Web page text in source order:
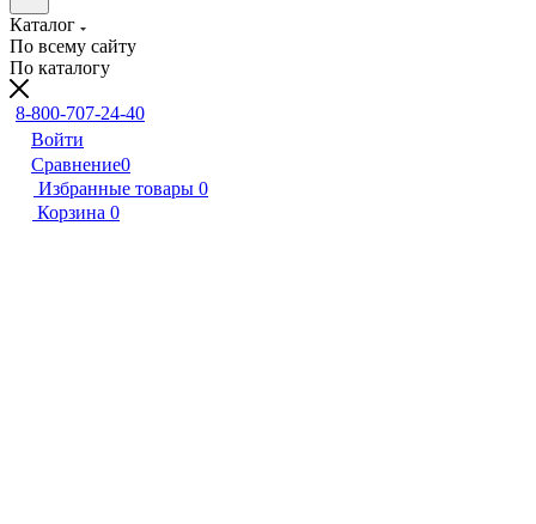
Каталог
По всему сайту
По каталогу
8-800-707-24-40
Войти
Сравнение0
Избранные товары 0
Корзина 0